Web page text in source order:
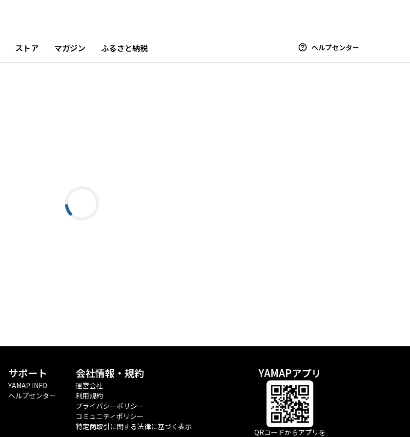
ストア マガジン ふるさと納税 ヘルプセンター
サポート
YAMAP INFO
ヘルプセンター
会社情報・規約
運営会社
利用規約
プライバシーポリシー
コミュニティポリシー
特定商取引に関する法律に基づく表示
YAMAPアプリ
QRコードからアプリを